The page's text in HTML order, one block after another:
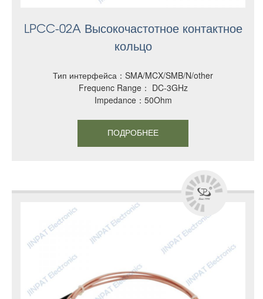
LPCC-02A Высокочастотное контактное
кольцо
Тип интерфейса：SMA/MCX/SMB/N/other
Frequenc Range： DC-3GHz
Impedance：50Ohm
ПОДРОБНЕЕ